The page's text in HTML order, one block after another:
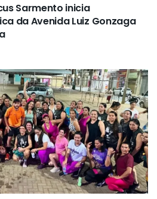
Sarmento inicia
da Avenida Luiz Gonzaga